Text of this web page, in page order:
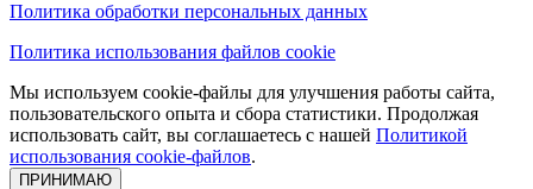
Политика обработки персональных данных
Политика использования файлов cookie
Мы используем cookie-файлы для улучшения работы сайта,
пользовательского опыта и сбора статистики. Продолжая
использовать сайт, вы соглашаетесь с нашей Политикой
использования cookie-файлов.
ПРИНИМАЮ